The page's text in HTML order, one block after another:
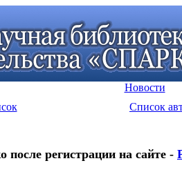
Новости
Список
после регистрации на сайте -